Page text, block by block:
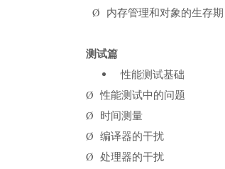
Ø 内存管理和对象的生存期
测试篇
性能测试基础
Ø 性能测试中的问题
Ø 时间测量
Ø 编译器的干扰
Ø 处理器的干扰